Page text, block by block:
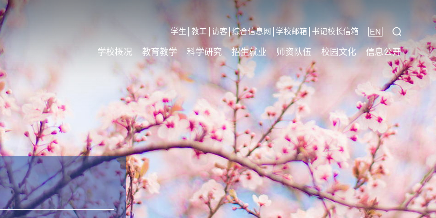
学生 教工 访客 综合信息网 学校邮箱 书记校长信箱 EN
学校概况 教育教学 科学研究 招生就业 师资队伍 校园文化 信息公开